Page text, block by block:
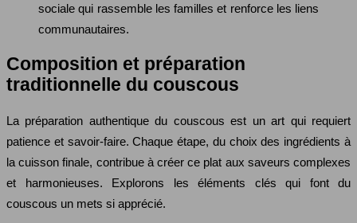
sociale qui rassemble les familles et renforce les liens
communautaires.
Composition et préparation
traditionnelle du couscous
La préparation authentique du couscous est un art qui requiert
patience et savoir-faire. Chaque étape, du choix des ingrédients à
la cuisson finale, contribue à créer ce plat aux saveurs complexes
et harmonieuses. Explorons les éléments clés qui font du
couscous un mets si apprécié.